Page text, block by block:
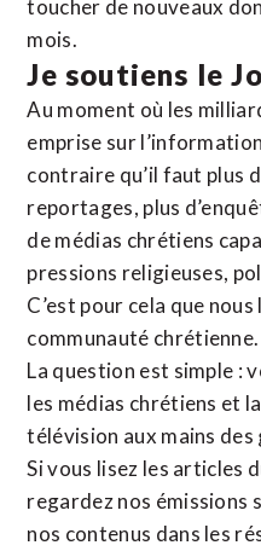
toucher de nouveaux
mois.
Je soutiens le
Au moment où les
emprise sur
contraire qu’il faut plus
reportages, plus
de médias chrétiens
pressions religieuses,
C’est pour cela que
communauté chrétienne.
La question est simple :
les médias chrétiens et
télévision aux mains
Si vous lisez les articles
regardez nos émissions
nos contenus dans les